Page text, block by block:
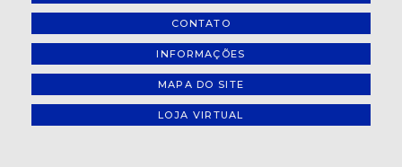
CONTATO
INFORMAÇÕES
MAPA DO SITE
LOJA VIRTUAL